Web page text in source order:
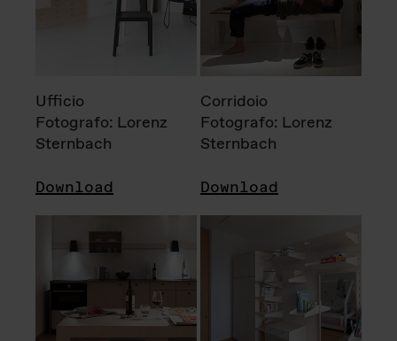
Ufficio
Fotografo: Lorenz
Sternbach
Download
Corridoio
Fotografo: Lorenz
Sternbach
Download